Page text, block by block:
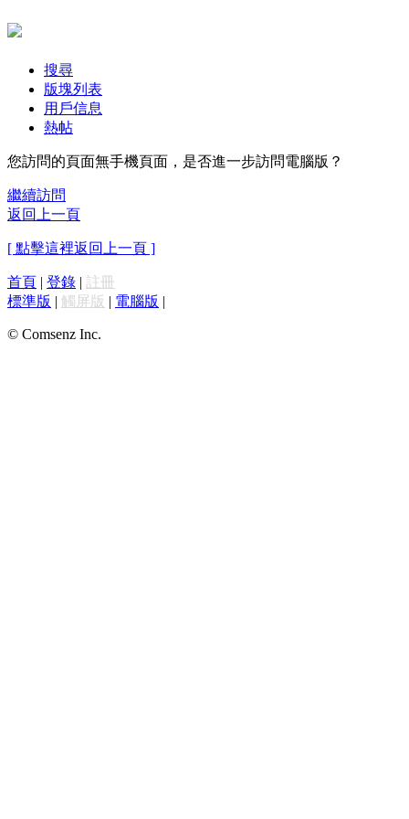
搜尋
版塊列表
用戶信息
熱帖
您訪問的頁面無手機頁面，是否進一步訪問電腦版？
繼續訪問
返回上一頁
[ 點擊這裡返回上一頁 ]
首頁 | 登錄 | 註冊
標準版 | 觸屏版 | 電腦版 |
© Comsenz Inc.